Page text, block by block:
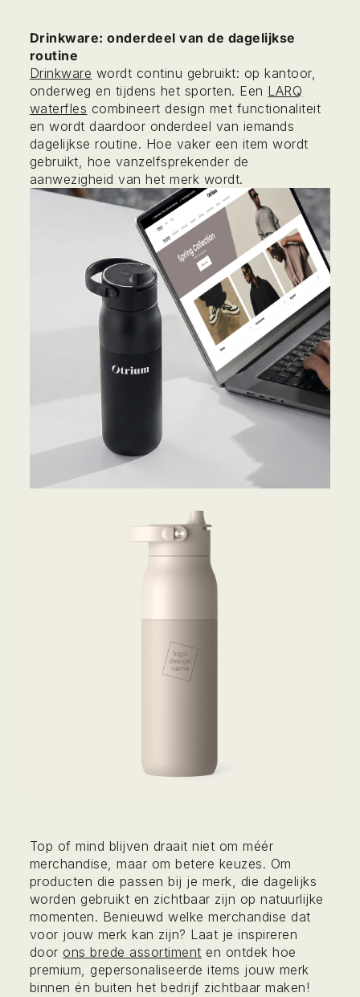
Drinkware: onderdeel van de dagelijkse
routine
Drinkware wordt continu gebruikt: op kantoor,
onderweg en tijdens het sporten. Een LARQ
waterfles combineert design met functionaliteit
en wordt daardoor onderdeel van iemands
dagelijkse routine. Hoe vaker een item wordt
gebruikt, hoe vanzelfsprekender de
aanwezigheid van het merk wordt.
Top of mind blijven draait niet om méér
merchandise, maar om betere keuzes. Om
producten die passen bij je merk, die dagelijks
worden gebruikt en zichtbaar zijn op natuurlijke
momenten. Benieuwd welke merchandise dat
voor jouw merk kan zijn? Laat je inspireren
door ons brede assortiment en ontdek hoe
premium, gepersonaliseerde items jouw merk
binnen én buiten het bedrijf zichtbaar maken!